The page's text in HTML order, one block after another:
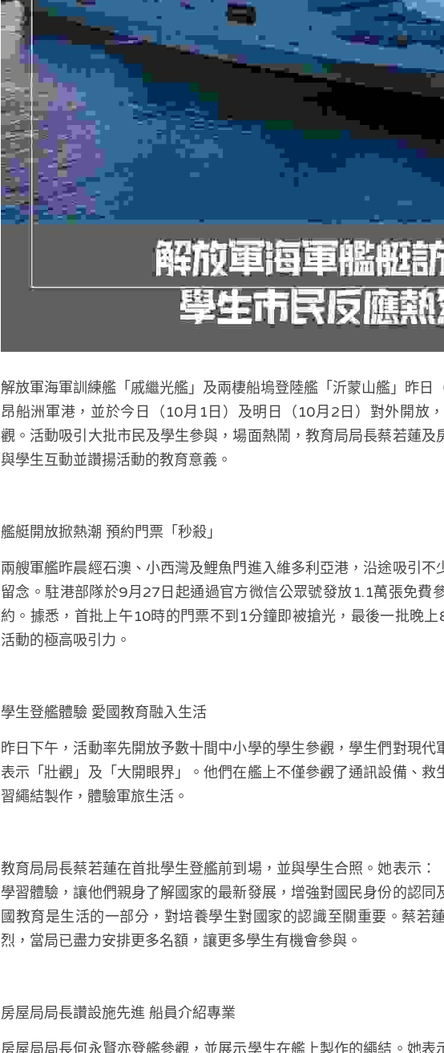
解放軍海軍訓練艦「戚繼光艦」及兩棲船塢登陸艦「沂蒙山艦」昨日
昂船洲軍港，並於今日（10月1日）及明日（10月2日）對外開放
觀。活動吸引大批市民及學生參與，場面熱鬧，教育局局長蔡若蓮及
與學生互動並讚揚活動的教育意義。
艦艇開放掀熱潮 預約門票「秒殺」
兩艘軍艦昨晨經石澳、小西灣及鯉魚門進入維多利亞港，沿途吸引不
留念。駐港部隊於9月27日起通過官方微信公眾號發放1.1萬張免費
約。據悉，首批上午10時的門票不到1分鐘即被搶光，最後一批晚
活動的極高吸引力。
學生登艦體驗 愛國教育融入生活
昨日下午，活動率先開放予數十間中小學的學生參觀，學生們對現代
表示「壯觀」及「大開眼界」。他們在艦上不僅參觀了通訊設備、救
習繩結製作，體驗軍旅生活。
教育局局長蔡若蓮在首批學生登艦前到場，並與學生合照。她表示：
學習體驗，讓他們親身了解國家的最新發展，增強對國民身份的認同
國教育是生活的一部分，對培養學生對國家的認識至關重要。蔡若
烈，當局已盡力安排更多名額，讓更多學生有機會參與。
房屋局局長讚設施先進 船員介紹專業
房屋局局長何永賢亦登艦參觀，並展示學生在艦上製作的繩結。她表